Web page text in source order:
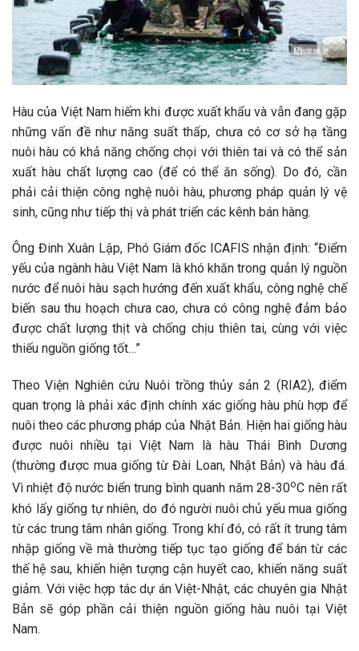
Hàu của Việt Nam hiếm khi được xuất khẩu và vẫn đang gặp
những vấn đề như năng suất thấp, chưa có cơ sở hạ tầng
nuôi hàu có khả năng chống chọi với thiên tai và có thể sản
xuất hàu chất lượng cao (để có thể ăn sống). Do đó, cần
phải cải thiện công nghệ nuôi hàu, phương pháp quản lý vệ
sinh, cũng như tiếp thị và phát triển các kênh bán hàng.
Ông Đinh Xuân Lập, Phó Giám đốc ICAFIS nhận định: “Điểm
yếu của ngành hàu Việt Nam là khó khăn trong quản lý nguồn
nước để nuôi hàu sạch hướng đến xuất khẩu, công nghệ chế
biến sau thu hoạch chưa cao, chưa có công nghệ đảm bảo
được chất lượng thịt và chống chịu thiên tai, cùng với việc
thiếu nguồn giống tốt…”
Theo Viện Nghiên cứu Nuôi trồng thủy sản 2 (RIA2), điểm
quan trọng là phải xác định chính xác giống hàu phù hợp để
nuôi theo các phương pháp của Nhật Bản. Hiện hai giống hàu
được nuôi nhiều tại Việt Nam là hàu Thái Bình Dương
(thường được mua giống từ Đài Loan, Nhật Bản) và hàu đá.
Vì nhiệt độ nước biển trung bình quanh năm 28-30oC nên rất
khó lấy giống tự nhiên, do đó người nuôi chủ yếu mua giống
từ các trung tâm nhân giống. Trong khí đó, có rất ít trung tâm
nhập giống về mà thường tiếp tục tạo giống để bán từ các
thế hệ sau, khiến hiện tượng cận huyết cao, khiến năng suất
giảm. Với việc hợp tác dự án Việt-Nhật, các chuyên gia Nhật
Bản sẽ góp phần cải thiện nguồn giống hàu nuôi tại Việt
Nam.